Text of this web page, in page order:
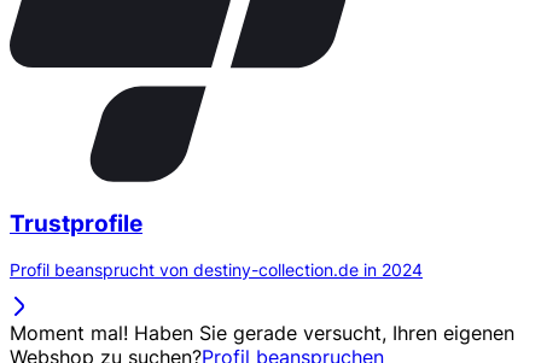
Trustprofile
Profil beansprucht von destiny-collection.de in 2024
Moment mal! Haben Sie gerade versucht, Ihren eigenen
Webshop zu suchen?Profil beanspruchen